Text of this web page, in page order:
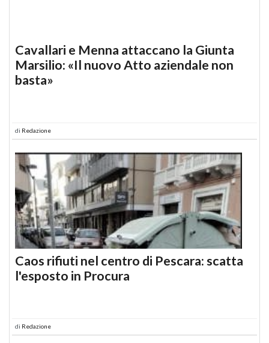
Cavallari e Menna attaccano la Giunta
Marsilio: «Il nuovo Atto aziendale non
basta»
di Redazione
Caos rifiuti nel centro di Pescara: scatta
l'esposto in Procura
di Redazione